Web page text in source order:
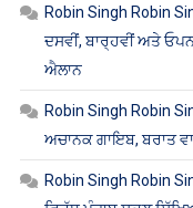
Robin Singh Robin
ਦਸਵੀਂ, ਬਾਰ੍ਹਵੀਂ ਅਤੇ
ਐਲਾਨ
Robin Singh Robin
ਅਚਾਨਕ ਗਾਇਬ, ਬਰਾਤ
Robin Singh Robin